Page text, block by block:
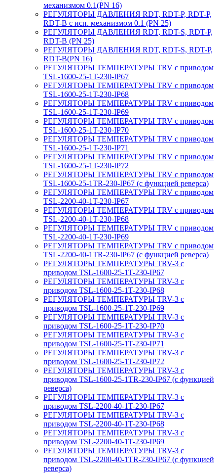
механизмом 0.1(PN 16)
РЕГУЛЯТОРЫ ДАВЛЕНИЯ RDT, RDT-P, RDT-P,
RDT-B с исп. механизмом 0.1 (PN 25)
РЕГУЛЯТОРЫ ДАВЛЕНИЯ RDT, RDT-S, RDT-P,
RDT-B (PN 25)
РЕГУЛЯТОРЫ ДАВЛЕНИЯ RDT, RDT-S, RDT-P,
RDT-B(PN 16)
РЕГУЛЯТОРЫ ТЕМПЕРАТУРЫ TRV с приводом
TSL-1600-25-1T-230-IP67
РЕГУЛЯТОРЫ ТЕМПЕРАТУРЫ TRV с приводом
TSL-1600-25-1T-230-IP68
РЕГУЛЯТОРЫ ТЕМПЕРАТУРЫ TRV с приводом
TSL-1600-25-1T-230-IP69
РЕГУЛЯТОРЫ ТЕМПЕРАТУРЫ TRV с приводом
TSL-1600-25-1T-230-IP70
РЕГУЛЯТОРЫ ТЕМПЕРАТУРЫ TRV с приводом
TSL-1600-25-1T-230-IP71
РЕГУЛЯТОРЫ ТЕМПЕРАТУРЫ TRV с приводом
TSL-1600-25-1T-230-IP72
РЕГУЛЯТОРЫ ТЕМПЕРАТУРЫ TRV с приводом
TSL-1600-25-1TR-230-IP67 (с функцией реверса)
РЕГУЛЯТОРЫ ТЕМПЕРАТУРЫ TRV с приводом
TSL-2200-40-1T-230-IP67
РЕГУЛЯТОРЫ ТЕМПЕРАТУРЫ TRV с приводом
TSL-2200-40-1T-230-IP68
РЕГУЛЯТОРЫ ТЕМПЕРАТУРЫ TRV с приводом
TSL-2200-40-1T-230-IP69
РЕГУЛЯТОРЫ ТЕМПЕРАТУРЫ TRV с приводом
TSL-2200-40-1TR-230-IP67 (с функцией реверса)
РЕГУЛЯТОРЫ ТЕМПЕРАТУРЫ TRV-3 с
приводом TSL-1600-25-1T-230-IP67
РЕГУЛЯТОРЫ ТЕМПЕРАТУРЫ TRV-3 с
приводом TSL-1600-25-1T-230-IP68
РЕГУЛЯТОРЫ ТЕМПЕРАТУРЫ TRV-3 с
приводом TSL-1600-25-1T-230-IP69
РЕГУЛЯТОРЫ ТЕМПЕРАТУРЫ TRV-3 с
приводом TSL-1600-25-1T-230-IP70
РЕГУЛЯТОРЫ ТЕМПЕРАТУРЫ TRV-3 с
приводом TSL-1600-25-1T-230-IP71
РЕГУЛЯТОРЫ ТЕМПЕРАТУРЫ TRV-3 с
приводом TSL-1600-25-1T-230-IP72
РЕГУЛЯТОРЫ ТЕМПЕРАТУРЫ TRV-3 с
приводом TSL-1600-25-1TR-230-IP67 (с функцией
реверса)
РЕГУЛЯТОРЫ ТЕМПЕРАТУРЫ TRV-3 с
приводом TSL-2200-40-1T-230-IP67
РЕГУЛЯТОРЫ ТЕМПЕРАТУРЫ TRV-3 с
приводом TSL-2200-40-1T-230-IP68
РЕГУЛЯТОРЫ ТЕМПЕРАТУРЫ TRV-3 с
приводом TSL-2200-40-1T-230-IP69
РЕГУЛЯТОРЫ ТЕМПЕРАТУРЫ TRV-3 с
приводом TSL-2200-40-1TR-230-IP67 (с функцией
реверса)